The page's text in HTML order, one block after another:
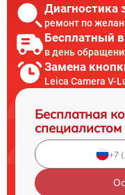
Диагностика
ремонт по
Бесплатный
в день
Замена
Leica Camera V-
Бесплатная
специалистом